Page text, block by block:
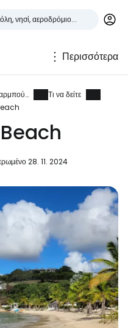
Περισσότερα
Αντίγκουα και Μπαρμπούντα
Τι να δείτε
28. 11. 2024
Cestee
την Google
Facebook
email